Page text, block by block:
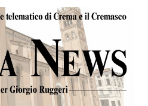
HOME
CRONACA
POLITICA
LA FOTO